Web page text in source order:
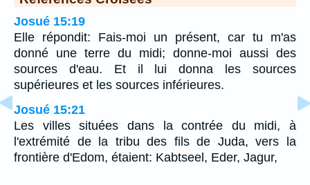
Josué 15:19
Elle répondit: Fais-moi un présent, car tu m'as
donné une terre du midi; donne-moi aussi des
sources d'eau. Et il lui donna les sources
supérieures et les sources inférieures.
Josué 15:21
Les villes situées dans la contrée du midi, à
l'extrémité de la tribu des fils de Juda, vers la
frontière d'Edom, étaient: Kabtseel, Eder, Jagur,